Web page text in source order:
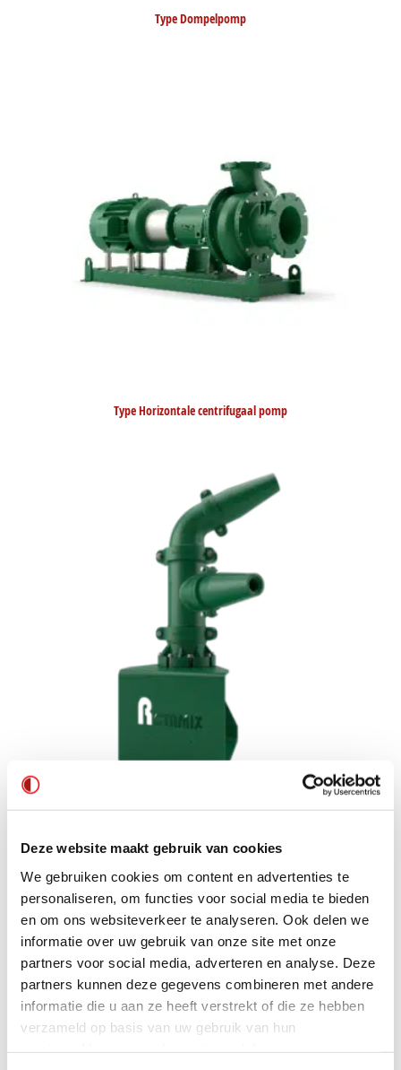
Deze website maakt gebruik van cookies
We gebruiken cookies om content en advertenties te
personaliseren, om functies voor social media te bieden
en om ons websiteverkeer te analyseren. Ook delen we
informatie over uw gebruik van onze site met onze
partners voor social media, adverteren en analyse. Deze
partners kunnen deze gegevens combineren met andere
informatie die u aan ze heeft verstrekt of die ze hebben
verzameld op basis van uw gebruik van hun
Type Dompelpomp
Type Horizontale centrifugaal pomp